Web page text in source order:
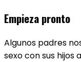
Empieza pronto
Algunos padres
sexo con sus hijos